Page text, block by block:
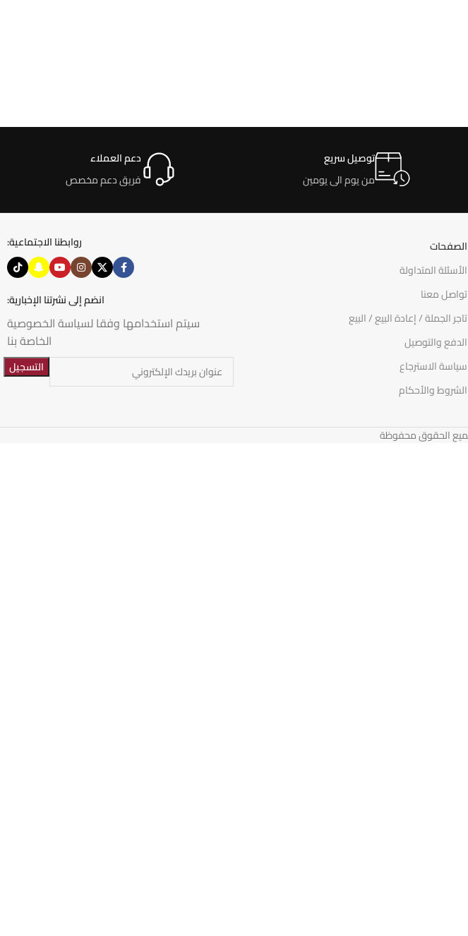
توصيل سريع
من يوم الى يومين
دعم العملاء
فريق دعم مخصص
الصفحات
الأسئلة المتداولة
تواصل معنا
تاجر الجملة / إعادة البيع / البيع
الدفع والتوصيل
سياسة الاسترجاع
الشروط والأحكام
روابطنا الاجتماعية:
انضم إلى نشرتنا الإخبارية:
سيتم استخدامها وفقا لسياسة الخصوصية
الخاصة بنا